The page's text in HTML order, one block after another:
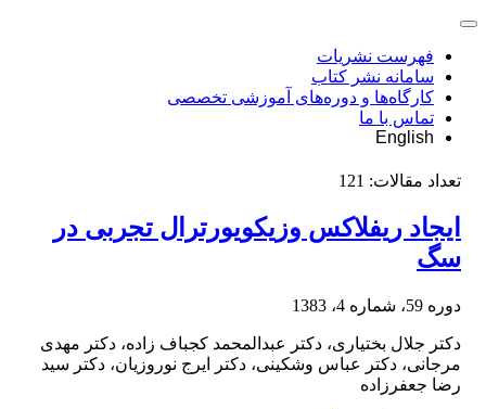
فهرست نشریات
سامانه نشر کتاب
کارگاه‌ها و دوره‌های آموزشی تخصصی
تماس با ما
English
تعداد مقالات: 121
ایجاد ریفلاکس وزیکویورترال تجربی در
سگ
دوره 59، شماره 4، 1383
دکتر جلال بختیاری، دکتر عبدالمحمد کجباف زاده، دکتر مهدی
مرجانی، دکتر عباس وشکینی، دکتر ایرج نوروزیان، دکتر سید
رضا جعفرزاده